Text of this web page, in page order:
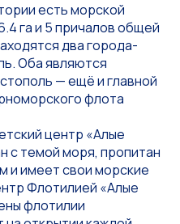
есть морской
га и 5 причалов общей
два города-
Оба являются
— ещё и главной
флота
центр «Алые
с темой моря, пропитан
и имеет свои морские
Флотилией «Алые
флотилии